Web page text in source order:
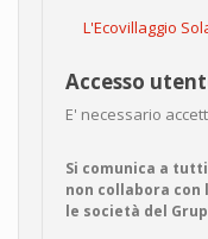
L'Ecovillaggio
Accesso
E' necessario
Si comunica a
non collabora con
le società del